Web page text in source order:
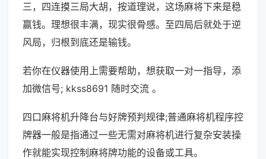
三，四连摸三局大胡，按道理说，这场麻将下来是稳
赢钱。理想很丰满，现实很骨感。至四局后就处于逆
风局，归根到底还是输钱。
若你在仪器使用上需要帮助，想获取一对一指导，添
加微信号; kkss8691 随时交流 。
四口麻将机升降台与好牌预判规律;普通麻将机程序控
牌器一般是指通过一些无需对麻将机进行复杂安装操
作就能实现控制麻将牌功能的设备或工具。